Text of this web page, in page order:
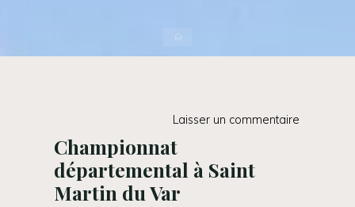
Laisser un commentaire
Championnat
départemental à Saint
Martin du Var